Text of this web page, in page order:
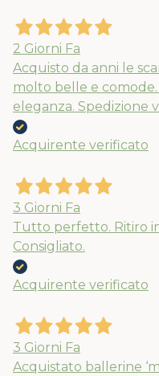
2 Giorni Fa
Acquisto da anni le
molto belle e
eleganza. Spedizione
Acquirente verificato
3 Giorni Fa
Tutto perfetto. Ritiro
Consigliato.
Acquirente verificato
3 Giorni Fa
Acquistato ballerine
Usa il coupon
il 10% extra su
spedizioni